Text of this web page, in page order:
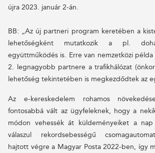
újra 2023. január 2-án.
BB: „Az új partneri program keretében a
lehetőségként mutatkozik a pl.
együttműködés is. Erre van nemzetközi példa
2. legnagyobb partnere a trafikhálózat
lehetőség tekintetében is megkezdődtek az
Az e-kereskedelem rohamos
fontosabbá vált az ügyfeleknek, hogy a
módon vehessék át küldeményeiket a
válaszul rekordsebességű
hajtott végre a Magyar Posta 2022-ben, így